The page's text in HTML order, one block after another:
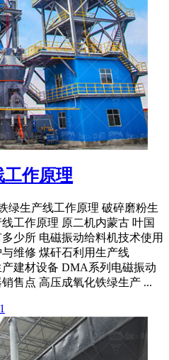
作原理
绿生产线工作原理 破碎磨粉生
工作原理 原二机内蒙古 叶国
少所 电磁振动给料机技术使用
维修 煤矸石利用生产线
产建材设备 DMA系列电磁振动
售点 高压成氧化铁绿生产 ...